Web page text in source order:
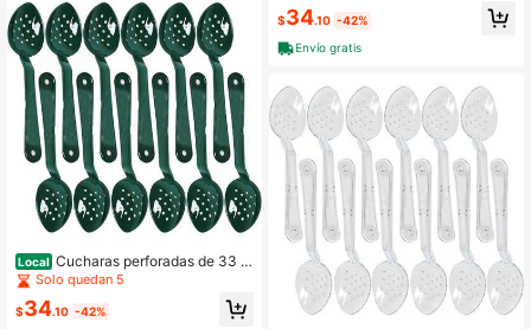
Local Cucharas perforadas de 33 c
m (13") de policarbonato, color verd
e, juego de 12. Cucharas grandes p
ara ensaladas/buffet, utensilios de
Solo quedan 5
$34.10 -42%
ucharas grandes para ensaladas/bu
y banquetes.
$34.10 -42%
Envío gratis